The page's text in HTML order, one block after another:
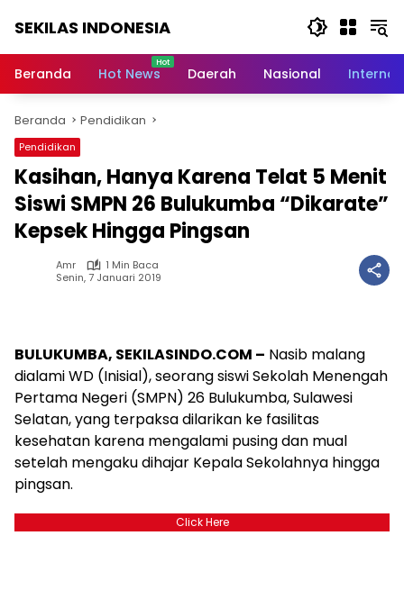
SEKILAS INDONESIA
Terkini,
Latest
World,
Headlines,
News
Today
Beranda Hot News Daerah Nasional
Beranda Pendidikan
Pendidikan
Kasihan, Hanya Karena Telat 5 Menit
Siswi SMPN 26 Bulukumba “Dikarate”
Kepsek Hingga Pingsan
Amr
1 Min Baca
Senin, 7 Januari 2019
BULUKUMBA, SEKILASINDO.COM – Nasib malang
dialami WD (Inisial), seorang siswi Sekolah Menengah
Pertama Negeri (SMPN) 26 Bulukumba, Sulawesi
Selatan, yang terpaksa dilarikan ke fasilitas
kesehatan karena mengalami pusing dan mual
setelah mengaku dihajar Kepala Sekolahnya hingga
pingsan.
Click Here